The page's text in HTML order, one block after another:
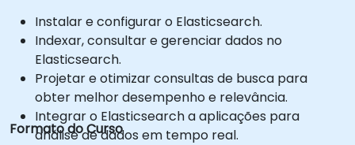
Instalar e configurar o Elasticsearch.
Indexar, consultar e gerenciar dados no
Elasticsearch.
Projetar e otimizar consultas de busca para
obter melhor desempenho e relevância.
Integrar o Elasticsearch a aplicações para
análise de dados em tempo real.
Formato do Curso